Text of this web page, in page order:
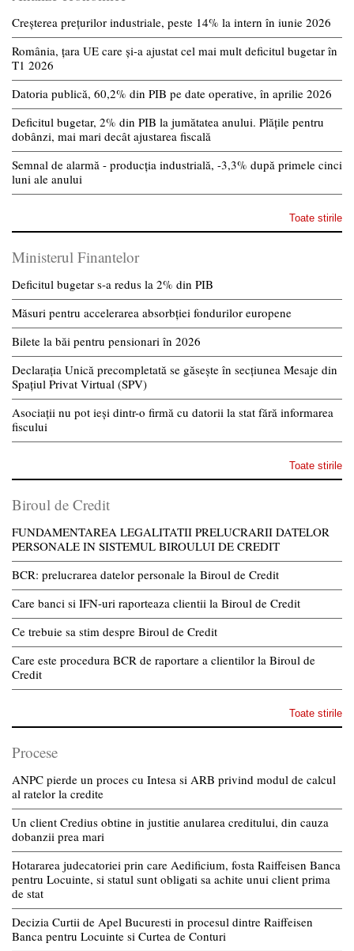
Creșterea prețurilor industriale, peste 14% la intern în iunie 2026
România, țara UE care și-a ajustat cel mai mult deficitul bugetar în
T1 2026
Datoria publică, 60,2% din PIB pe date operative, în aprilie 2026
Deficitul bugetar, 2% din PIB la jumătatea anului. Plățile pentru
dobânzi, mai mari decât ajustarea fiscală
Semnal de alarmă - producția industrială, -3,3% după primele cinci
luni ale anului
Toate stirile
Ministerul Finantelor
Deficitul bugetar s-a redus la 2% din PIB
Măsuri pentru accelerarea absorbției fondurilor europene
Bilete la băi pentru pensionari în 2026
Declarația Unică precompletată se găsește în secțiunea Mesaje din
Spațiul Privat Virtual (SPV)
Asociații nu pot ieși dintr-o firmă cu datorii la stat fără informarea
fiscului
Toate stirile
Biroul de Credit
FUNDAMENTAREA LEGALITATII PRELUCRARII DATELOR
PERSONALE IN SISTEMUL BIROULUI DE CREDIT
BCR: prelucrarea datelor personale la Biroul de Credit
Care banci si IFN-uri raporteaza clientii la Biroul de Credit
Ce trebuie sa stim despre Biroul de Credit
Care este procedura BCR de raportare a clientilor la Biroul de
Credit
Toate stirile
Procese
ANPC pierde un proces cu Intesa si ARB privind modul de calcul
al ratelor la credite
Un client Credius obtine in justitie anularea creditului, din cauza
dobanzii prea mari
Hotararea judecatoriei prin care Aedificium, fosta Raiffeisen Banca
pentru Locuinte, si statul sunt obligati sa achite unui client prima
de stat
Decizia Curtii de Apel Bucuresti in procesul dintre Raiffeisen
Banca pentru Locuinte si Curtea de Conturi